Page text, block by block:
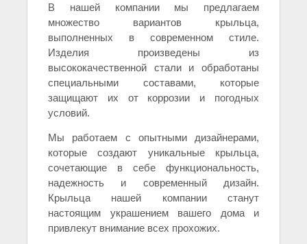
В нашей компании мы предлагаем
множество вариантов крыльца,
выполненных в современном стиле.
Изделия произведены из
высококачественной стали и обработаны
специальными составами, которые
защищают их от коррозии и погодных
условий.
Мы работаем с опытными дизайнерами,
которые создают уникальные крыльца,
сочетающие в себе функциональность,
надежность и современный дизайн.
Крыльца нашей компании станут
настоящим украшением вашего дома и
привлекут внимание всех прохожих.